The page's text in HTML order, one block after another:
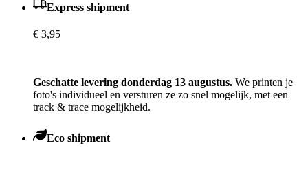
Express shipment
€ 3,95
Geschatte levering donderdag 13 augustus. We printen je
foto's individueel en versturen ze zo snel mogelijk, met een
track & trace mogelijkheid.
Eco shipment